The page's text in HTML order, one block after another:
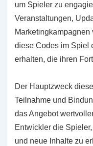
um Spieler zu
Veranstaltungen,
diese Codes im Spiel
erhalten, die ihren
Der Hauptzweck
Teilnahme und
das Angebot
Entwickler die
und neue Inhalte zu